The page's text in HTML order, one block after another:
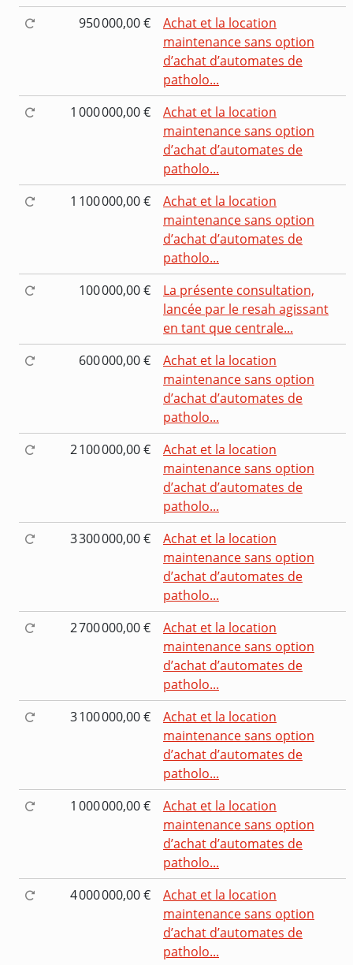
950 000,00 €
Achat et la location
maintenance sans option
d’achat d’automates de
patholo...
1 000 000,00 €
Achat et la location
maintenance sans option
d’achat d’automates de
patholo...
1 100 000,00 €
Achat et la location
maintenance sans option
d’achat d’automates de
patholo...
100 000,00 €
La présente consultation,
lancée par le resah agissant
en tant que centrale...
600 000,00 €
Achat et la location
maintenance sans option
d’achat d’automates de
patholo...
2 100 000,00 €
Achat et la location
maintenance sans option
d’achat d’automates de
patholo...
3 300 000,00 €
Achat et la location
maintenance sans option
d’achat d’automates de
patholo...
2 700 000,00 €
Achat et la location
maintenance sans option
d’achat d’automates de
patholo...
3 100 000,00 €
Achat et la location
maintenance sans option
d’achat d’automates de
patholo...
1 000 000,00 €
Achat et la location
maintenance sans option
d’achat d’automates de
patholo...
4 000 000,00 €
Achat et la location
maintenance sans option
d’achat d’automates de
patholo...